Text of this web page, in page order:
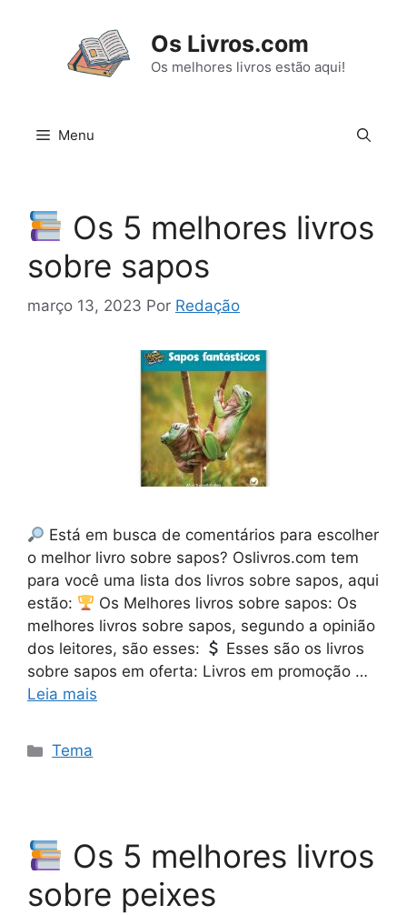
Os Livros.com
Os melhores livros estão aqui!
Menu
Os 5 melhores livros
sobre sapos
março 13, 2023 Por Redação
Está em busca de comentários para escolher
o melhor livro sobre sapos? Oslivros.com tem
para você uma lista dos livros sobre sapos, aqui
estão:
Os Melhores livros sobre sapos: Os
melhores livros sobre sapos, segundo a opinião
dos leitores, são esses:
Esses são os livros
sobre sapos em oferta: Livros em promoção …
Leia mais
Categorias
Tema
Os 5 melhores livros
sobre peixes